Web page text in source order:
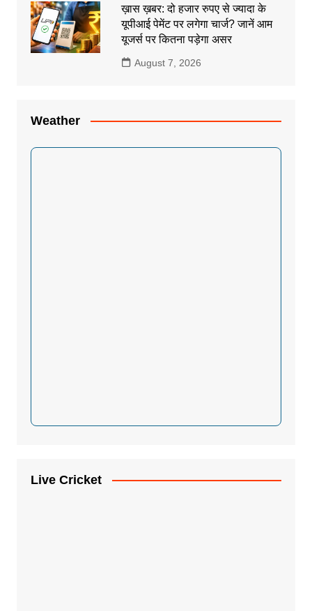
ख़ास ख़बर: दो हजार रुपए से ज्यादा के
यूपीआई पेमेंट पर लगेगा चार्ज? जानें आम
यूजर्स पर कितना पड़ेगा असर
August 7, 2026
Weather
Live Cricket